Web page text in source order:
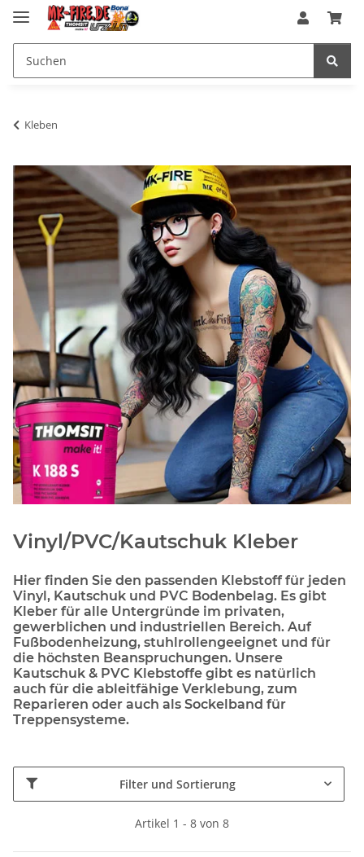
Kleben
Vinyl/PVC/Kautschuk Kleber
Hier finden Sie den passenden Klebstoff für jeden
Vinyl, Kautschuk und PVC Bodenbelag. Es gibt
Kleber für alle Untergründe im privaten,
gewerblichen und industriellen Bereich. Auf
Fußbodenheizung, stuhlrollengeeignet und für
die höchsten Beanspruchungen. Unsere
Kautschuk & PVC Klebstoffe gibt es natürlich
auch für die ableitfähige Verklebung, zum
Reparieren oder auch als Sockelband für
Treppensysteme.
Filter und Sortierung
Artikel 1 - 8 von 8